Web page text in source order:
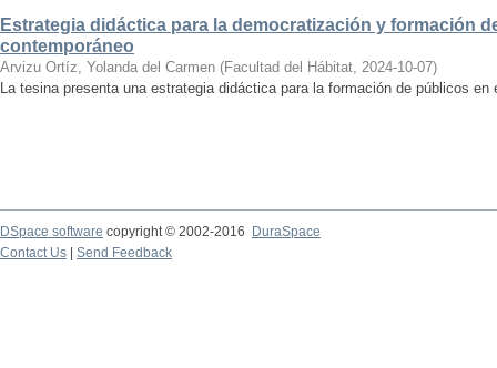
Estrategia didáctica para la democratización y formación
contemporáneo
Arvizu Ortíz, Yolanda del Carmen (Facultad del Hábitat, 2024-10-07)
La tesina presenta una estrategia didáctica para la formación de públicos en
DSpace software copyright © 2002-2016
DuraSpace
Contact Us
Send Feedback